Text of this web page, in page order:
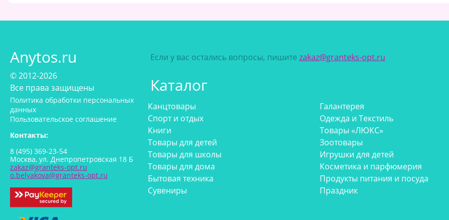
Anytos.ru
© 2012-2026
Все права защищены
Политика обработки персональных
данных
Пользовательское соглашение
Контакты:
8 (495) 369-23-54
Москва, ул. Днепропетровская 18 Б
zakaz@granteks-opt.ru
o.belyakova@granteks-opt.ru
Если у вас остались вопросы, пишите zakaz@granteks-opt.ru
Каталог
Канцтовары
Спорт и отдых
Книги
Товары для детей
Товары для школы
Товары для дома
Бытовая техника
Сувениры
Галантерея
Одежда и Текстиль
Товары «ЛЮКС»
Зоотовары
Игрушки для детей
Косметика и парфюмерия
Продукты питания и посуда
Праздник